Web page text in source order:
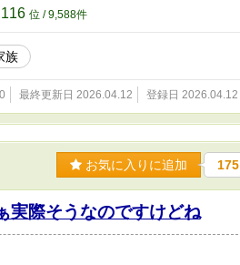
116 位 / 9,588件
族
最終更新日 2026.04.12 登録日 2026.04.12
お気に入りに追加 175
実際そうなのですけどね